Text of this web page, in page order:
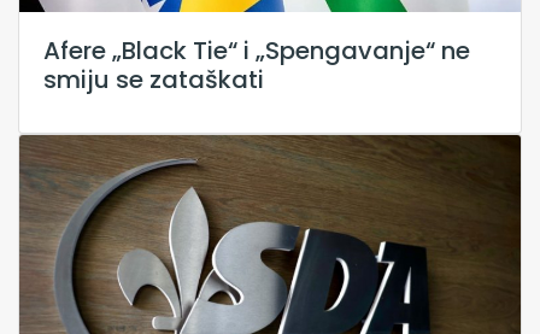
Afere „Black Tie“ i „Spengavanje“ ne
smiju se zataškati